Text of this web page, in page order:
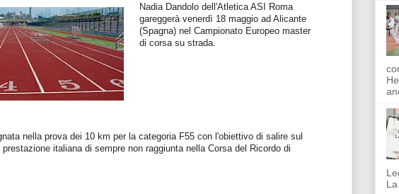
Nadia Dandolo dell'Atletica ASI Roma
gareggerà venerdì 18 maggio ad Alicante
(Spagna) nel Campionato Europeo master
di corsa su strada.
nella prova dei 10 km per la categoria F55 con l'obiettivo di salire sul
italiana di sempre non raggiunta nella Corsa del Ricordo di